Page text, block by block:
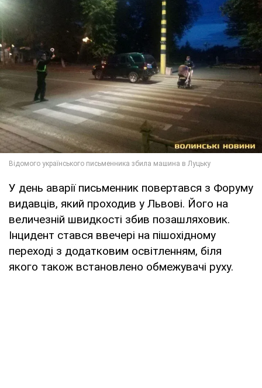
У день аварії письменник повертався з Форуму
видавців, який проходив у Львові. Його на
величезній швидкості збив позашляховик.
Інцидент стався ввечері на пішохідному
переході з додатковим освітленням, біля
якого також встановлено обмежувачі руху.